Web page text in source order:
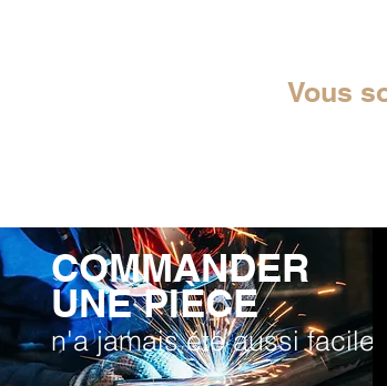
Vous
COMMANDER
UNE PIÈCE
n'a jamais été aussi facile